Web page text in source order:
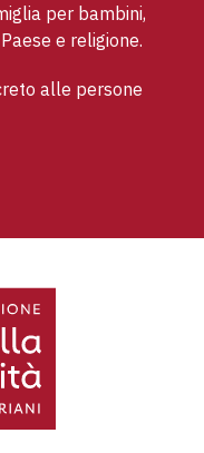
per bambini,
e religione.
alle persone